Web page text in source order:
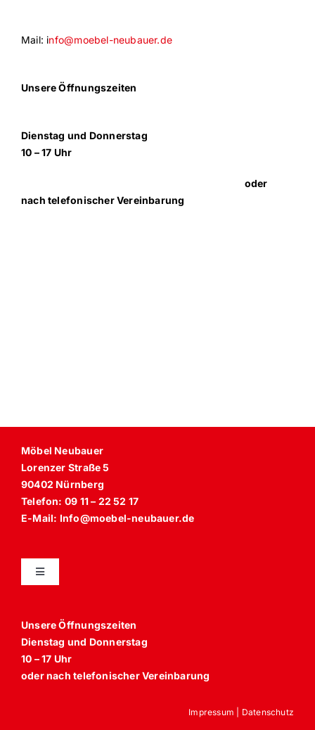
Mail: info@moebel-neubauer.de
Unsere Öffnungszeiten
Dienstag und Donnerstag
10 – 17 Uhr
oder
nach telefonischer Vereinbarung
Möbel Neubauer
Lorenzer Straße 5
90402 Nürnberg
Telefon: 09 11 – 22 52 17
E-Mail: Info@moebel-neubauer.de
Toggle
Navigation
Sessel
Unsere Öffnungszeiten
Dienstag und Donnerstag
10 – 17 Uhr
oder nach telefonischer Vereinbarung
Impressum Datenschutz